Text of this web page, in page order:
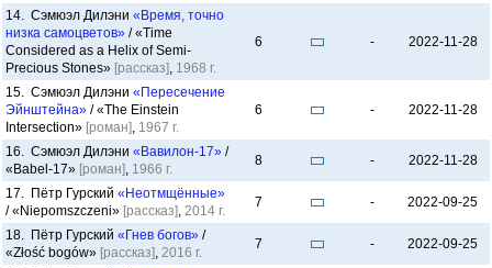
14. Сэмюэл Дилэни «Время, точно
низка самоцветов» / «Time
Considered as a Helix of Semi-
Precious Stones» [рассказ], 1968 г.
6 - 2022-11-28
15. Сэмюэл Дилэни «Пересечение
Эйнштейна» / «The Einstein
Intersection» [роман], 1967 г.
6 - 2022-11-28
16. Сэмюэл Дилэни «Вавилон-17» /
«Babel-17» [роман], 1966 г.
8 - 2022-11-28
17. Пётр Гурский «Неотмщённые»
/ «Niepomszczeni» [рассказ], 2014 г.
7 - 2022-09-25
18. Пётр Гурский «Гнев богов» /
«Złość bogów» [рассказ], 2016 г.
7 - 2022-09-25